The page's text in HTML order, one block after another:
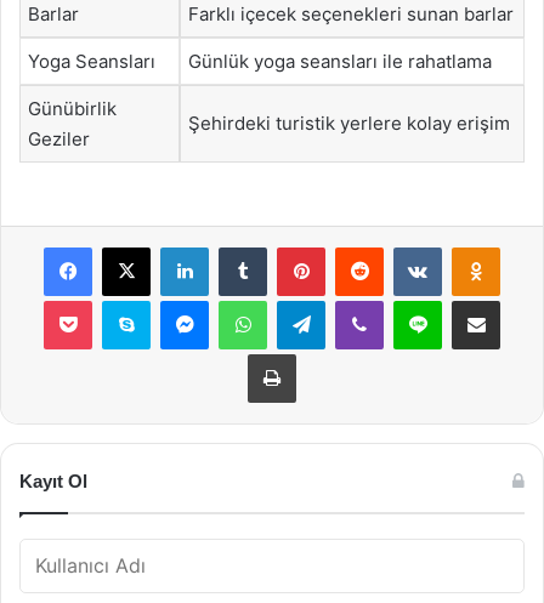
Barlar Farklı içecek seçenekleri sunan barlar
Yoga Seansları Günlük yoga seansları ile rahatlama
Günübirlik
Geziler
Şehirdeki turistik yerlere kolay erişim
Facebook
X LinkedInTumblr PinterestReddit VKontakte
Pocket Skype MessengerWhatsAppTelegramViber Line E-Posta ile
Yazdır
Kayıt Ol